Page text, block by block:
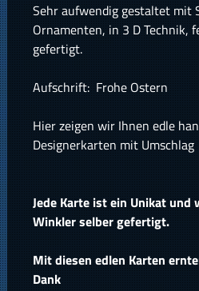
Sehr aufwendig gestaltet mit
Ornamenten, in 3 D Technik,
gefertigt.
Aufschrift: Frohe Ostern
Hier zeigen wir Ihnen edle
Designerkarten mit Umschlag
Jede Karte ist ein Unikat
Winkler selber gefertigt.
Mit diesen edlen Karten
Dank